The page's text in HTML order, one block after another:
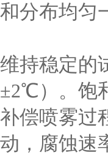
和分布均匀
维持稳定的
±2℃）。饱
补偿喷雾过
动，腐蚀速